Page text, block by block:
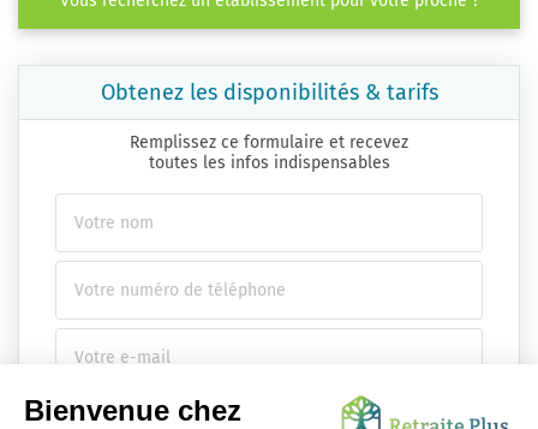
Obtenez les disponibilités & tarifs
Remplissez ce formulaire et recevez
toutes les infos indispensables